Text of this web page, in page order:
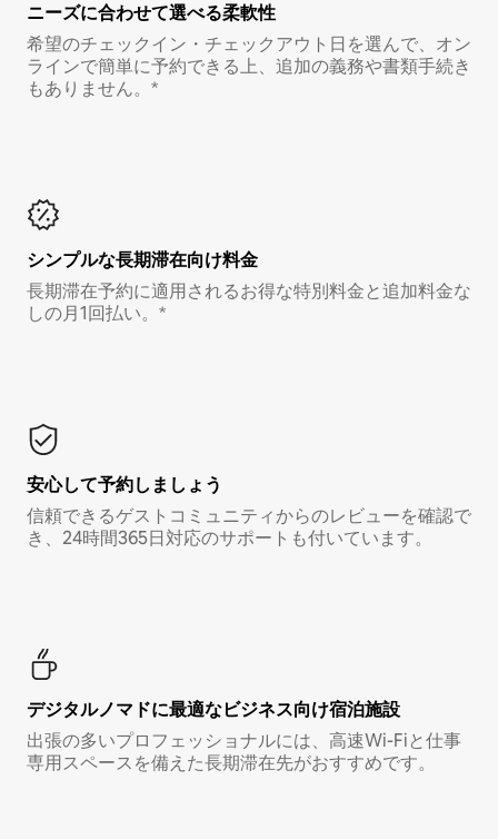
ニーズに合わせて選べる柔軟性
希望のチェックイン・チェックアウト日を選んで、オン
ラインで簡単に予約できる上、追加の義務や書類手続き
もありません。*
シンプルな長期滞在向け料金
長期滞在予約に適用されるお得な特別料金と追加料金な
しの月1回払い。*
安心して予約しましょう
信頼できるゲストコミュニティからのレビューを確認で
き、24時間365日対応のサポートも付いています。
デジタルノマド⁠に最⁠適⁠なビ⁠ジ⁠ネ⁠ス⁠向⁠け宿⁠泊⁠施⁠設
出張の多いプロフェッショナルには、高速Wi-Fiと仕事
専用スペースを備えた長期滞在先がおすすめです。